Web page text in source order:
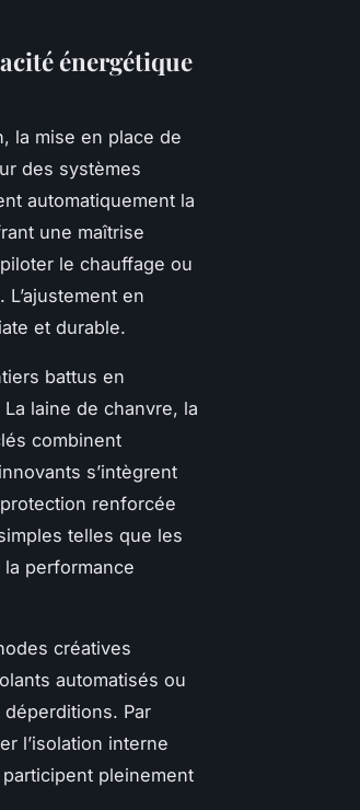
énergétique
la mise en place de
des systèmes
automatiquement la
une maîtrise
le chauffage ou
en
et durable.
battus en
laine de chanvre, la
combinent
s’intègrent
renforcée
telles que les
performance
créatives
automatisés ou
Par
l’isolation interne
pleinement